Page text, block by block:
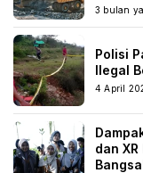
3 bulan
Polisi
Ilegal
4 April
dan